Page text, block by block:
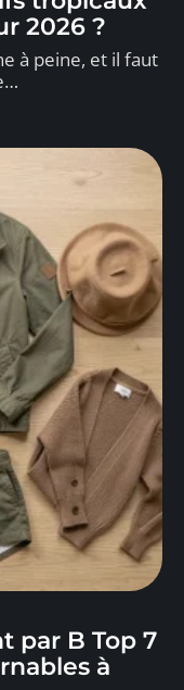
2026 ?
à peine, et il faut
…
par B Top 7
à